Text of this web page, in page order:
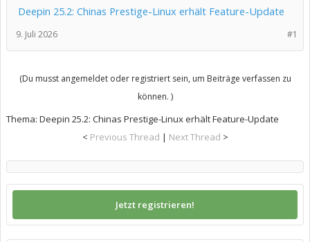
Deepin 25.2: Chinas Prestige-Linux erhält Feature-Update
#1
9. Juli 2026
(Du musst angemeldet oder registriert sein, um Beiträge verfassen zu
können. )
Thema: Deepin 25.2: Chinas Prestige-Linux erhält Feature-Update
< Previous Thread | Next Thread >
Jetzt registrieren!